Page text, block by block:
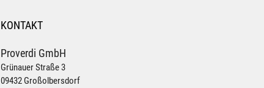
KONTAKT
Proverdi GmbH
Grünauer Straße 3
09432 Großolbersdorf